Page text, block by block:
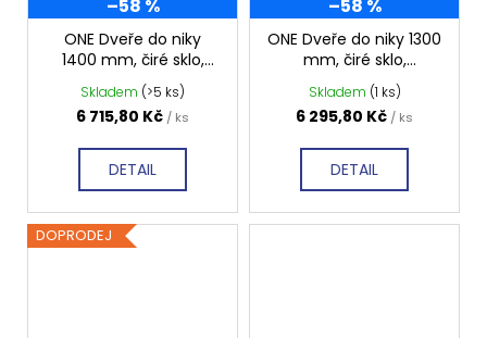
D
A
R
M
A
–58 %
ONE Dveře do niky
1400 mm, čiré sklo,
GO4414D
Skladem (>5 ks)
6 715,80 Kč / ks
DETAIL
D
A
R
M
A
–58 %
ONE Dveře do niky 1300
mm, čiré sklo,
GO4413D
Skladem (1 ks)
6 295,80 Kč / ks
DETAIL
DOPRODEJ